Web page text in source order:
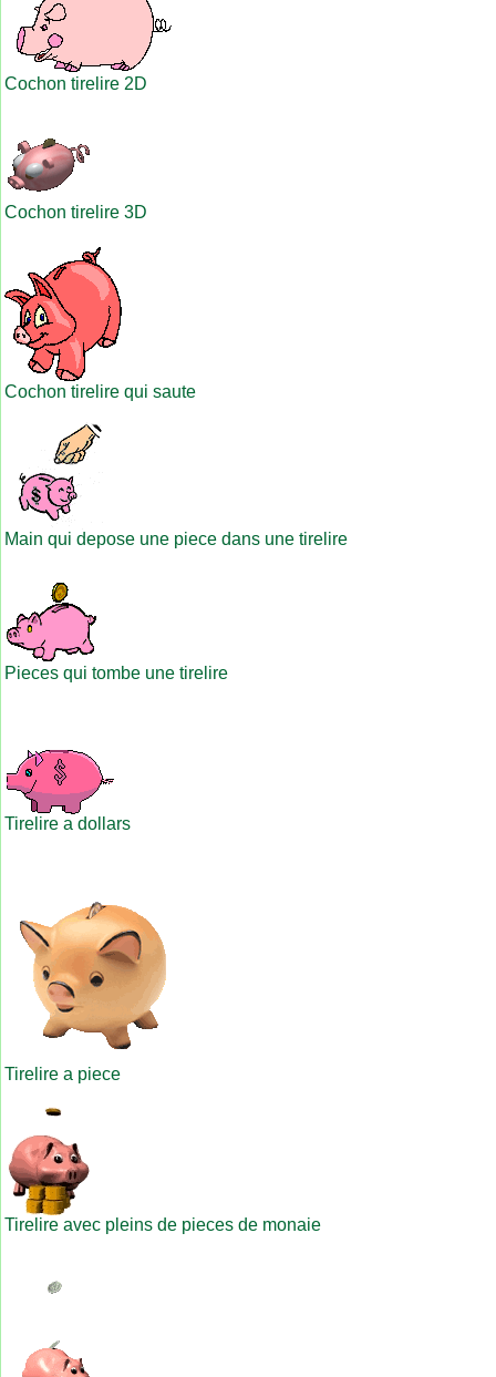
Cochon tirelire 2D
Cochon tirelire 3D
Cochon tirelire qui saute
Main qui depose une piece dans une tirelire
Pieces qui tombe une tirelire
Tirelire a dollars
Tirelire a piece
Tirelire avec pleins de pieces de monaie